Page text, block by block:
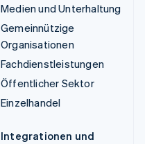
Medien und Unterhaltung
Gemeinnützige
Organisationen
Fachdienstleistungen
Öffentlicher Sektor
Einzelhandel
Integrationen und